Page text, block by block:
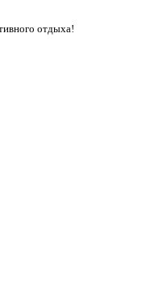
отдыха!